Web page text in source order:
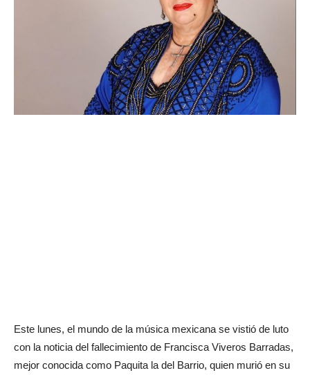
Este lunes, el mundo de la música mexicana se vistió de luto
con la noticia del fallecimiento de Francisca Viveros Barradas,
mejor conocida como Paquita la del Barrio, quien murió en su